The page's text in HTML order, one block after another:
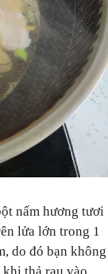
nấm hương tươi
lửa lớn trong 1
do đó bạn không